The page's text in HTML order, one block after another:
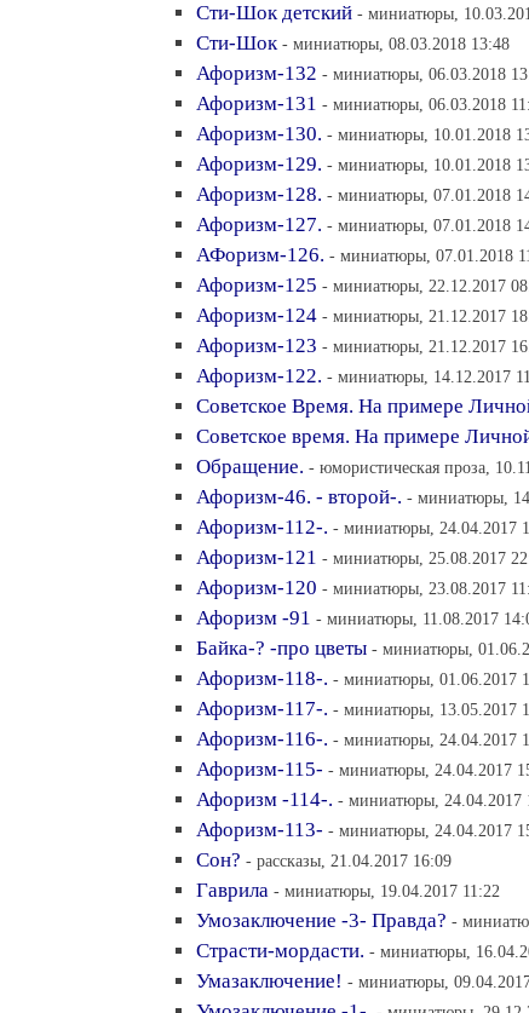
Сти-Шок детский - миниатюры,
Сти-Шок - миниатюры, 08.03.2018 13:48
Афоризм-132 - миниатюры, 06.03.2018
Афоризм-131 - миниатюры, 06.03.2018
Афоризм-130. - миниатюры, 10.01.2018
Афоризм-129. - миниатюры, 10.01.2018
Афоризм-128. - миниатюры, 07.01.2018
Афоризм-127. - миниатюры, 07.01.2018
АФоризм-126. - миниатюры, 07.01.2018
Афоризм-125 - миниатюры, 22.12.2017
Афоризм-124 - миниатюры, 21.12.2017
Афоризм-123 - миниатюры, 21.12.2017
Афоризм-122. - миниатюры, 14.12.2017
Советское Время. На примере
Советское время. На примере
Обращение. - юмористическая проза,
Афоризм-46. - второй-. - миниатюры,
Афоризм-112-. - миниатюры, 24.04.2017
Афоризм-121 - миниатюры, 25.08.2017
Афоризм-120 - миниатюры, 23.08.2017
Афоризм -91 - миниатюры, 11.08.2017
Байка-? -про цветы - миниатюры,
Афоризм-118-. - миниатюры, 01.06.2017
Афоризм-117-. - миниатюры, 13.05.2017
Афоризм-116-. - миниатюры, 24.04.2017
Афоризм-115- - миниатюры, 24.04.2017
Афоризм -114-. - миниатюры, 24.04.2017
Афоризм-113- - миниатюры, 24.04.2017
Сон? - рассказы, 21.04.2017 16:09
Гаврила - миниатюры, 19.04.2017 11:22
Умозаключение -3- Правда? -
Страсти-мордасти. - миниатюры,
Умазаключение! - миниатюры,